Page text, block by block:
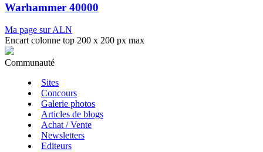
Warhammer 40000
Ma page sur ALN
Encart colonne top 200 x 200 px max
Communauté
Sites
Concours
Galerie photos
Articles de blogs
Achat / Vente
Newsletters
Editeurs